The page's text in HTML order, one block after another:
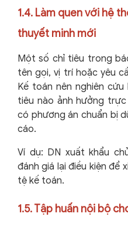
1.4. Làm quen với hệ
thuyết minh mới
Một số chỉ tiêu trong
tên gọi, vị trí hoặc yêu
Kế toán nên nghiên cứu
tiêu nào ảnh hưởng
có phương án chuẩn bị
cáo.
Ví dụ: DN xuất khẩu
đánh giá lại điều kiện để
tệ kế toán.
1.5. Tập huấn nội bộ